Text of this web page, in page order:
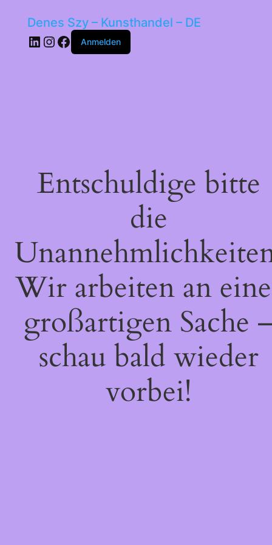
Denes Szy – Kunsthandel – DE
LinkedIn
Instagram
Facebook
Anmelden
Entschuldige bitte
die
Wir arbeiten an
großartigen Sache
schau bald wieder
vorbei!